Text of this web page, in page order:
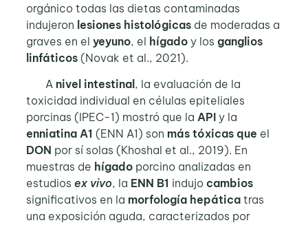
orgánico todas las dietas contaminadas
indujeron lesiones histológicasde moderadas a
graves en el yeyuno, el hígado y los ganglios
linfáticos(Novak et al., 2021).
A nivel intestinal , la evaluación de la
toxicidad individual en células epiteliales
porcinas (IPEC-1) mostró que la APIy la
enniatina A1 (ENN A1) son más tóxicas que el
DON por sí solas (Khoshal et al., 2019). En
muestras de hígadoporcino analizadas en
estudios ex vivo, la ENN B1 indujo cambios
significativos en la morfología hepáticatras
una exposición aguda, caracterizados por